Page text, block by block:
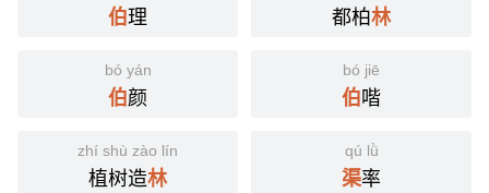
伯理 都柏林
bó yán
伯颜
bó jiē
伯喈
zhí shù zào lín
植树造林
qú lǜ
渠率